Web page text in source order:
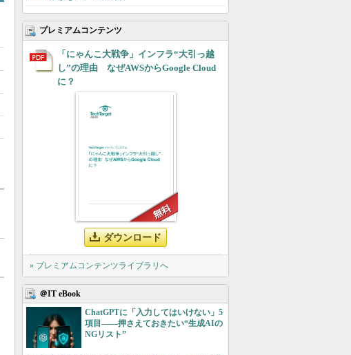
プレミアムコンテンツ
「にゃんこ大戦争」インフラ“大引っ越
し”の理由 なぜAWSからGoogle Cloud
に？
ダウンロード
» プレミアムコンテンツライブラリへ
＠IT eBook
ChatGPTに「入力してはいけない」5
項目――押さえておきたい“生成AIの
NGリスト”